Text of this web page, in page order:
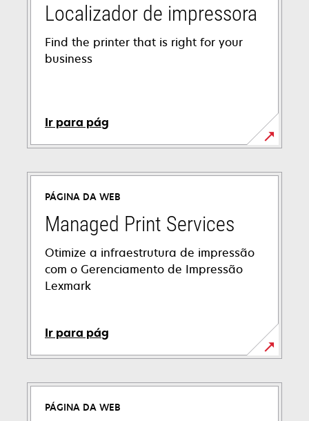
Localizador de impressora
Find the printer that is right for your
business
Ir para pág
PÁGINA DA WEB
Managed Print Services
Otimize a infraestrutura de impressão
com o Gerenciamento de Impressão
Lexmark
Ir para pág
PÁGINA DA WEB